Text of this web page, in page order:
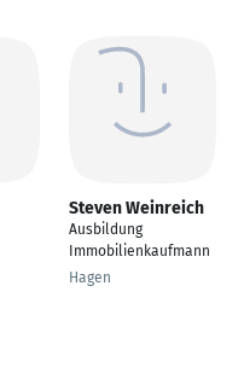
Steven Weinreich
Ausbildung
Immobilienkaufmann
Hagen